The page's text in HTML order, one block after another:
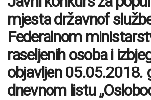
mjesta državnof
Federalnom
raseljenih osoba i
objavljen 05.05.2018.
dnevnom listu